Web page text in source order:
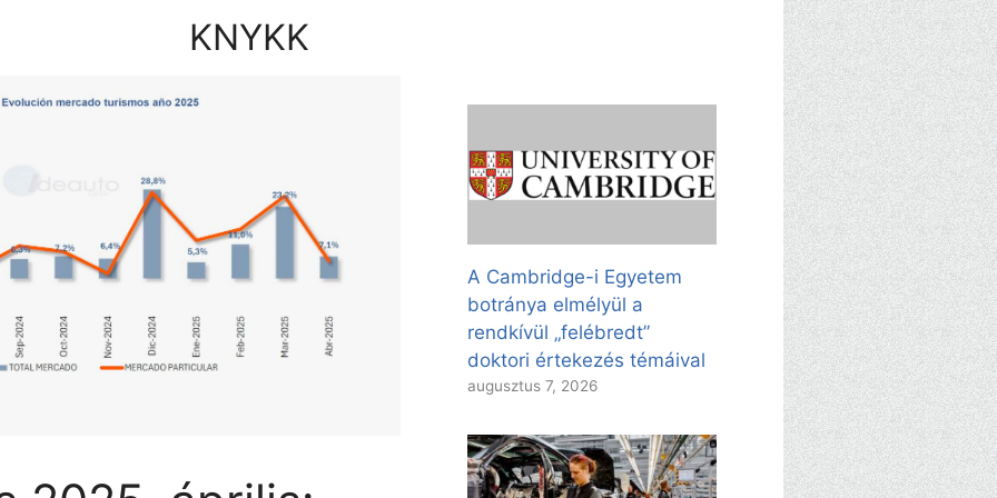
KNYKK
A Cambridge-i Egyetem
botránya elmélyül a
rendkívül „felébredt”
doktori értekezés témáival
augusztus 7, 2026